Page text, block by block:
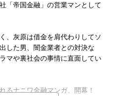
「帝国金融」の営業マンとして
、灰原は借金を肩代わりしてソ
した男、闇金業者との対決な
マや裏社会の事情に直面してい
るナニワ金融マンガ、開幕！